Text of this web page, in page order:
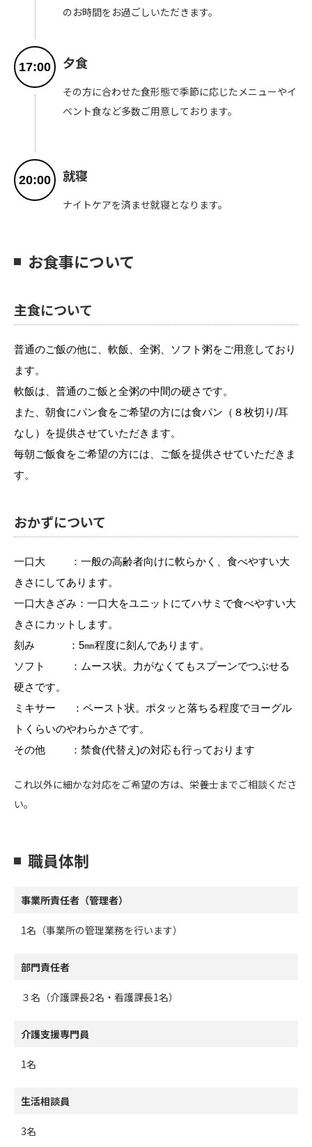
のお時間をお過ごしいただきます。
17:00 夕食
その方に合わせた食形態で季節に応じたメニューやイ
ベント食など多数ご用意しております。
20:00 就寝
ナイトケアを済ませ就寝となります。
お食事について
主食について
普通のご飯の他に、軟飯、全粥、ソフト粥をご用意しており
ます。
軟飯は、普通のご飯と全粥の中間の硬さです。
また、朝食にパン食をご希望の方には食パン（８枚切り/耳
なし）を提供させていただきます。
毎朝ご飯食をご希望の方には、ご飯を提供させていただきま
す。
おかずについて
一口大 ：一般の高齢者向けに軟らかく、食べやすい大
きさにしてあります。
一口大きざみ：一口大をユニットにてハサミで食べやすい大
きさにカットします。
刻み ：5㎜程度に刻んであります。
ソフト ：ムース状。力がなくてもスプーンでつぶせる
硬さです。
ミキサー ：ペースト状。ポタッと落ちる程度でヨーグル
トくらいのやわらかさです。
その他 ：禁食(代替え)の対応も行っております
これ以外に細かな対応をご希望の方は、栄養士までご相談くださ
い。
職員体制
事業所責任者（管理者）
1名（事業所の管理業務を行います）
部門責任者
３名（介護課長2名・看護課長1名）
介護支援専門員
1名
生活相談員
3名